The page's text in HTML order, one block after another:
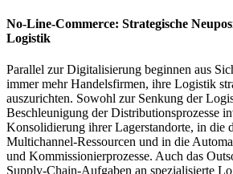
No-Line-Commerce: Strategische
Logistik
Parallel zur Digitalisierung beginnen aus
immer mehr Handelsfirmen, ihre Logistik
auszurichten. Sowohl zur Senkung der
Beschleunigung der Distributionsprozesse
Konsolidierung ihrer Lagerstandorte, in die
Multichannel-Ressourcen und in die
und Kommissionierprozesse. Auch das
Supply-Chain-Aufgaben an spezialisierte